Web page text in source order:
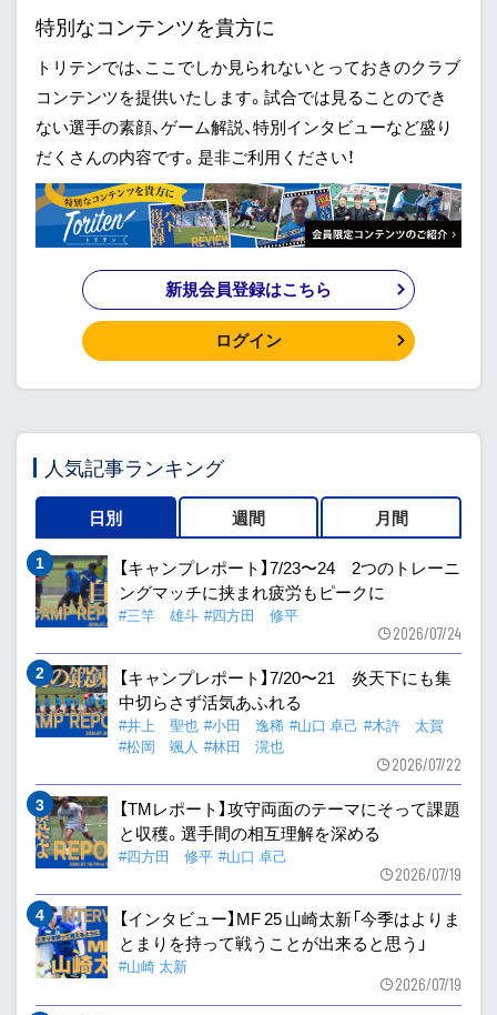
特別なコンテンツを貴方に
トリテンでは、ここでしか見られないとっておきのクラブ
コンテンツを提供いたします。試合では見ることのでき
ない選手の素顔、ゲーム解説、特別インタビューなど盛り
だくさんの内容です。是非ご利用ください！
新規会員登録はこちら
ログイン
人気記事ランキング
日別 週間 月間
【キャンプレポート】7/23〜24 2つのトレーニ
ングマッチに挟まれ疲労もピークに
#三竿 雄斗 #四方田 修平
2026/07/24
【キャンプレポート】7/20〜21 炎天下にも集
中切らさず活気あふれる
#井上 聖也 #小田 逸稀 #山口 卓己 #木許 太賀
#松岡 颯人 #林田 滉也
2026/07/22
【TMレポート】攻守両面のテーマにそって課題
と収穫。選手間の相互理解を深める
#四方田 修平 #山口 卓己
2026/07/19
【インタビュー】MF 25 山崎太新「今季はよりま
とまりを持って戦うことが出来ると思う」
#山崎 太新
2026/07/19